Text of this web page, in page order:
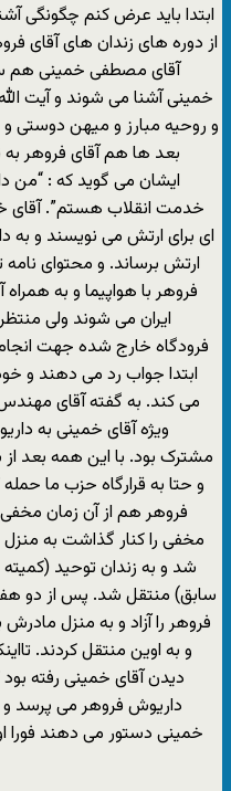
ابتدا باید عرض کنم چگونگی
از دوره های زندان های آقای
آقای مصطفی خمینی هم
خمینی آشنا می شوند و آیت
و روحیه مبارز و میهن دوستی
بعد ها هم آقای فروهر
ایشان می گوید که :
خدمت انقلاب هستم”. آقای
ای برای ارتش می نویسند و به
ارتش برساند. و محتوای
فروهر با هواپیما و به
ایران می شوند ولی
فرودگاه خارج شده جهت
ابتدا جواب رد می دهند و
می کند. به گفته آقای
ویژه آقای خمینی به
و حتا به قرارگاه حزب ما
فروهر هم از آن زمان
مخفی را کنار گذاشت به
شد و به زندان توحید
سابق) منتقل شد. پس از دو
فروهر را آزاد و به منزل
دیدن آقای خمینی رفته
داریوش فروهر می پرسد و
خمینی دستور می دهند فورا